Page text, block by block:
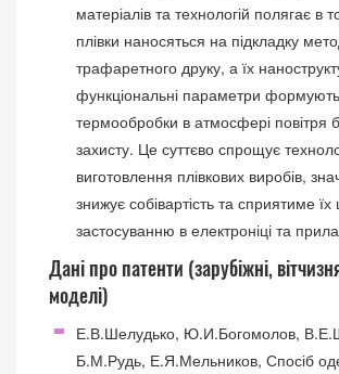
матеріалів та технологій полягає в
плівки наносяться на підкладку
трафаретного друку, а їх
функціональні параметри
термообробки в атмосфері повітря
захисту. Це суттєво спрощує
виготовлення плівкових виробів,
знижує собівартість та сприятиме
застосуванню в електроніці та
Дані про патенти (зарубіжні,
моделі)
Е.В.Шелудько, Ю.И.Богомолов,
Б.М.Рудь, Е.Я.Мельников, Спосіб